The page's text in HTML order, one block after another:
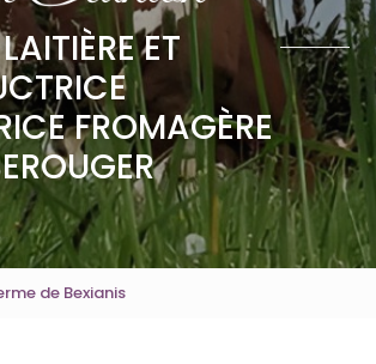
Plateaux de
Produit laitier
ET
FROMAGÈRE
de Bexianis